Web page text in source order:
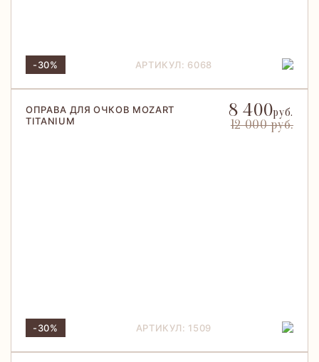
-30% АРТИКУЛ: 6068
ОПРАВА ДЛЯ ОЧКОВ MOZART
TITANIUM
8 400руб.
12 000 руб.
-30% АРТИКУЛ: 1509